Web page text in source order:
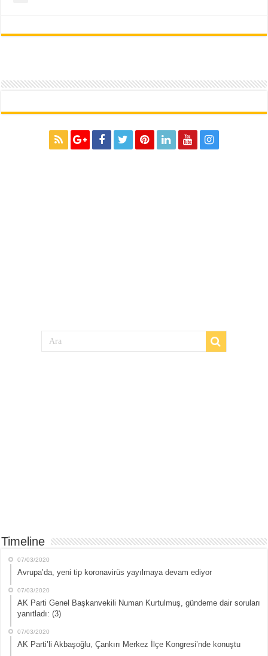
Timeline
07/03/2020
Avrupa’da, yeni tip koronavirüs yayılmaya devam ediyor
07/03/2020
AK Parti Genel Başkanvekili Numan Kurtulmuş, gündeme dair soruları
yanıtladı: (3)
07/03/2020
AK Parti’li Akbaşoğlu, Çankırı Merkez İlçe Kongresi’nde konuştu